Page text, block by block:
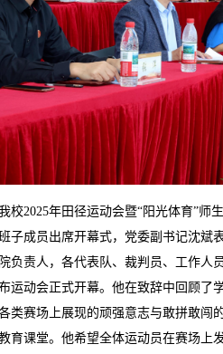
校2025年田径运动会暨“阳光体育”师
子成员出席开幕式，党委副书记沈斌
负责人，各代表队、裁判员、工作人
运动会正式开幕。他在致辞中回顾了
类赛场上展现的顽强意志与敢拼敢闯
育课堂。他希望全体运动员在赛场上